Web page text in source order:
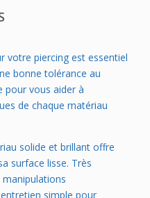
votre piercing est essentiel
bonne tolérance au
pour vous aider à
de chaque matériau
solide et brillant offre
surface lisse. Très
simple pour